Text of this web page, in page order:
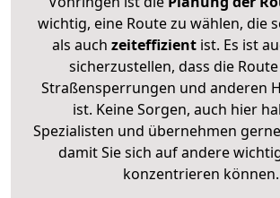
wichtig, eine Route zu wählen, die
als auch zeiteffizientist. Es ist
sicherzustellen, dass die
Straßensperrungen und anderen
ist. Keine Sorgen, auch hier
Spezialisten und übernehmen
damit Sie sich auf andere
konzentrieren können.